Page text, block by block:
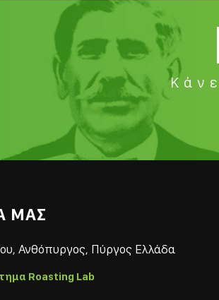
ΜΑΣ
Ανθόπυργος, Πύργος Ελλάδα
Roasting Lab